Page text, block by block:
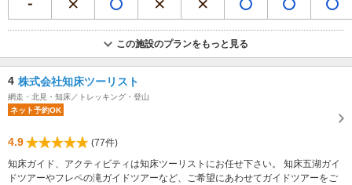
この施設のプランをもっと見る
4 株式会社知床ツーリスト
網走・北見・知床／トレッキング・登山
ネット予約OK
4.9
(77件)
知床ガイド、アクティビティは知床ツーリストにお任せ下さい。 知床五湖ガイ
ドツアーやフレペの滝ガイドツアーなど、ご希望にあわせてガイドツアーをご